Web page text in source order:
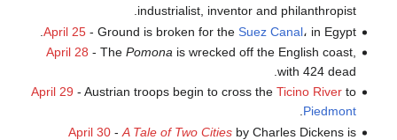
industrialist, inventor and philanthropist.
April 25- Ground is broken for the Suez Canal، in Egypt.
April 28 - The Pomona is wrecked off the English coast,
with 424 dead.
April 29 - Austrian troops begin to cross the Ticino Riverto
Piedmont
.
April 30- A Tale of Two Citiesby Charles Dickens is